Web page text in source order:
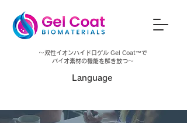
～ 双性イオンハイドロゲル Gel Coat™で
バイオ素材の機能を解き放つ～
​Language